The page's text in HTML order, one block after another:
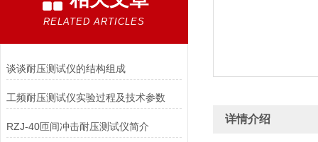
RELATED ARTICLES
谈谈耐压测试仪的结构组成
工频耐压测试仪实验过程及技术参数
RZJ-40匝间冲击耐压测试仪简介
详情介绍